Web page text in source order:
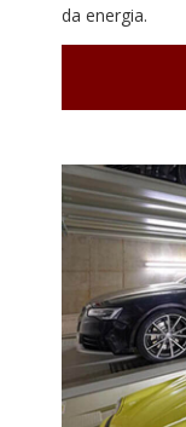
da energia.